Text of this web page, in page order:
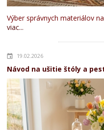
Výber správnych materiálov
viac...
19.02.2026
Návod na ušitie štóly a